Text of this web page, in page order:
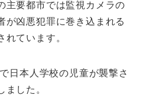
主要都市では監視カメラの
が凶悪犯罪に巻き込まれる
れています。
日本人学校の児童が襲撃さ
ました。